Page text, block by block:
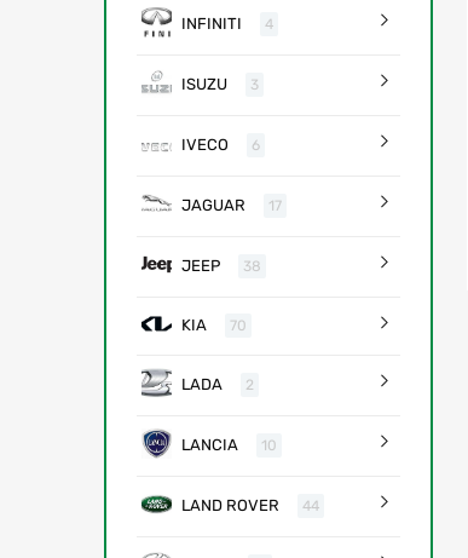
INFINITI 4
ISUZU 3
IVECO 6
JAGUAR 17
JEEP 38
KIA 70
LADA 2
LANCIA 10
LAND ROVER 44